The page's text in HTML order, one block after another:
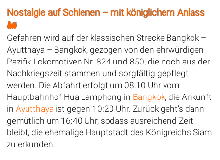
Nostalgie auf Schienen – mit königlichem Anlass
🚂
Gefahren wird auf der klassischen Strecke Bangkok –
Ayutthaya – Bangkok, gezogen von den ehrwürdigen
Pazifik-Lokomotiven Nr. 824 und 850, die noch aus der
Nachkriegszeit stammen und sorgfältig gepflegt
werden. Die Abfahrt erfolgt um 08:10 Uhr vom
Hauptbahnhof Hua Lamphong in Bangkok, die Ankunft
in Ayutthaya ist gegen 10:20 Uhr. Zurück geht’s dann
gemütlich um 16:40 Uhr, sodass ausreichend Zeit
bleibt, die ehemalige Hauptstadt des Königreichs Siam
zu erkunden.